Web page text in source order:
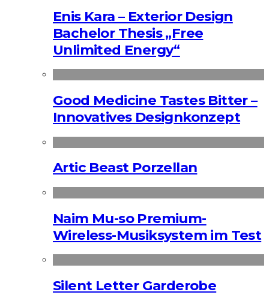
Enis Kara – Exterior Design
Bachelor Thesis „Free
Unlimited Energy“
Good Medicine Tastes Bitter –
Innovatives Designkonzept
Artic Beast Porzellan
Naim Mu-so Premium-
Wireless-Musiksystem im Test
Silent Letter Garderobe